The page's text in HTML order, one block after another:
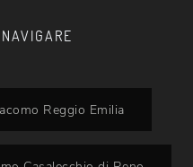
Reggio Emilia